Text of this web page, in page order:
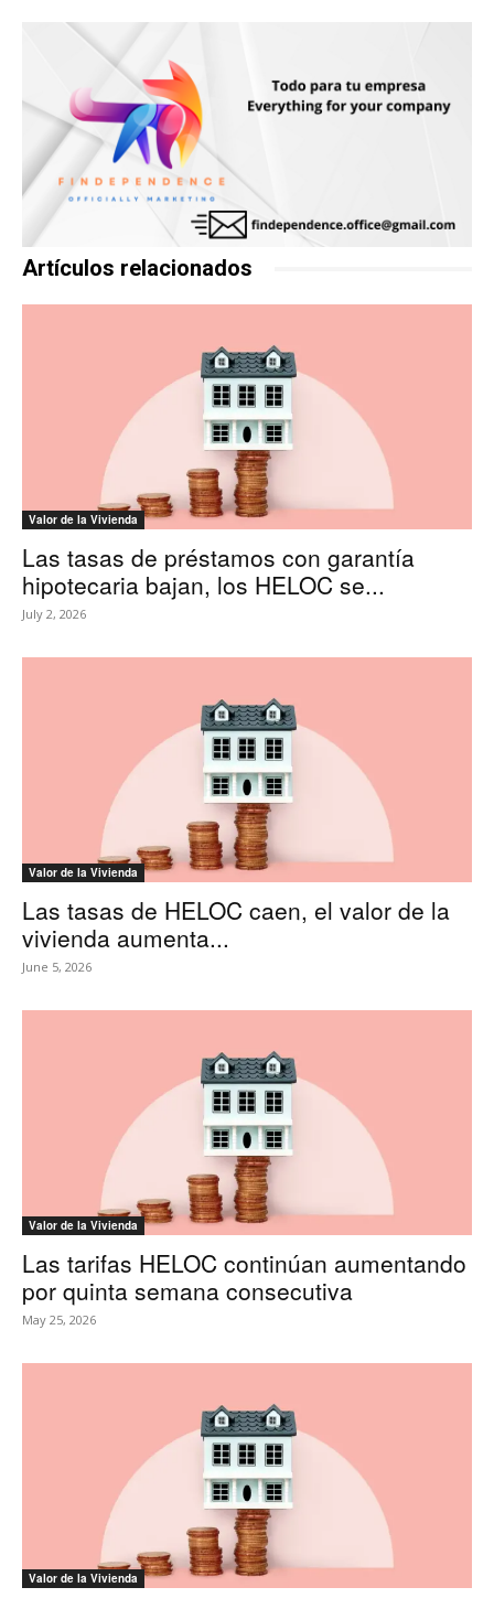
Artículos relacionados
Valor de la Vivienda
Las tasas de préstamos con garantía
hipotecaria bajan, los HELOC se...
July 2, 2026
Valor de la Vivienda
Las tasas de HELOC caen, el valor de la
vivienda aumenta...
June 5, 2026
Valor de la Vivienda
Las tarifas HELOC continúan aumentando
por quinta semana consecutiva
May 25, 2026
Valor de la Vivienda